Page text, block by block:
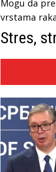
Mogu da
vrstama
Stres,